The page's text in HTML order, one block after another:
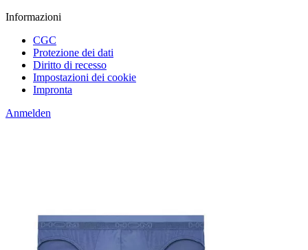
Informazioni
CGC
Protezione dei dati
Diritto di recesso
Impostazioni dei cookie
Impronta
Anmelden